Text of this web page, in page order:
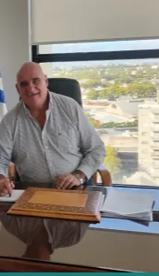
auxiliares
2
eslora, 105
teniente
Inspirado en
Cristoforo
la Segunda
Dunay. Su